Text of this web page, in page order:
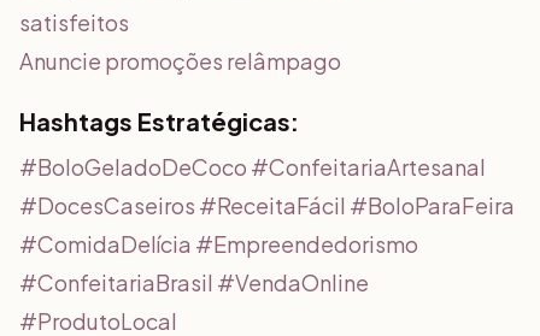
satisfeitos
Anuncie promoções relâmpago
Hashtags Estratégicas:
#BoloGeladoDeCoco #ConfeitariaArtesanal
#DocesCaseiros #ReceitaFácil #BoloParaFeira
#ComidaDelícia #Empreendedorismo
#ConfeitariaBrasil #VendaOnline
#ProdutoLocal